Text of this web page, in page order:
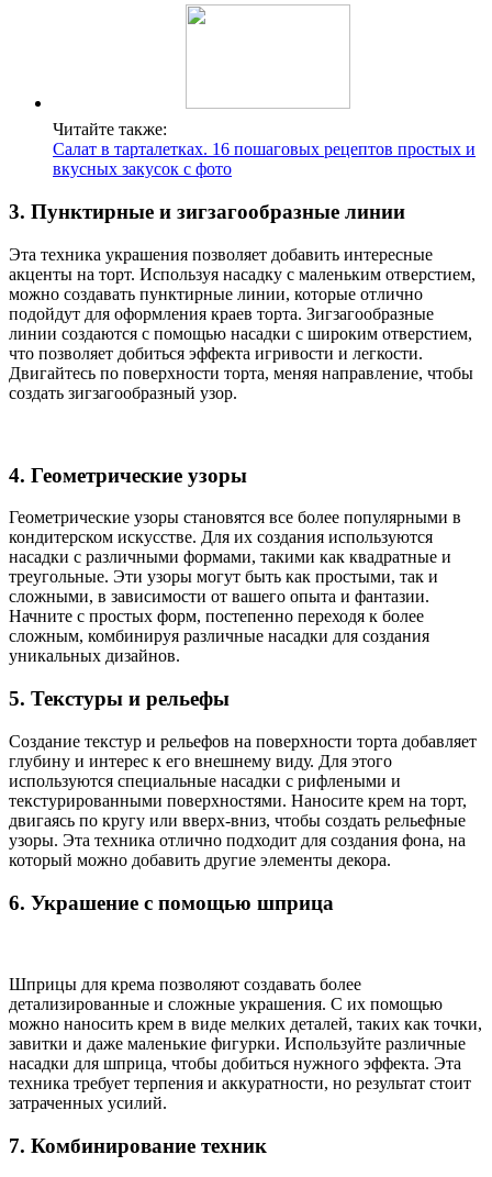
Читайте также:
Салат в тарталетках. 16 пошаговых рецептов простых и
вкусных закусок с фото
3. Пунктирные и зигзагообразные линии
Эта техника украшения позволяет добавить интересные
акценты на торт. Используя насадку с маленьким отверстием,
можно создавать пунктирные линии, которые отлично
подойдут для оформления краев торта. Зигзагообразные
линии создаются с помощью насадки с широким отверстием,
что позволяет добиться эффекта игривости и легкости.
Двигайтесь по поверхности торта, меняя направление, чтобы
создать зигзагообразный узор.
4. Геометрические узоры
Геометрические узоры становятся все более популярными в
кондитерском искусстве. Для их создания используются
насадки с различными формами, такими как квадратные и
треугольные. Эти узоры могут быть как простыми, так и
сложными, в зависимости от вашего опыта и фантазии.
Начните с простых форм, постепенно переходя к более
сложным, комбинируя различные насадки для создания
уникальных дизайнов.
5. Текстуры и рельефы
Создание текстур и рельефов на поверхности торта добавляет
глубину и интерес к его внешнему виду. Для этого
используются специальные насадки с рифлеными и
текстурированными поверхностями. Наносите крем на торт,
двигаясь по кругу или вверх-вниз, чтобы создать рельефные
узоры. Эта техника отлично подходит для создания фона, на
который можно добавить другие элементы декора.
6. Украшение с помощью шприца
Шприцы для крема позволяют создавать более
детализированные и сложные украшения. С их помощью
можно наносить крем в виде мелких деталей, таких как точки,
завитки и даже маленькие фигурки. Используйте различные
насадки для шприца, чтобы добиться нужного эффекта. Эта
техника требует терпения и аккуратности, но результат стоит
затраченных усилий.
7. Комбинирование техник